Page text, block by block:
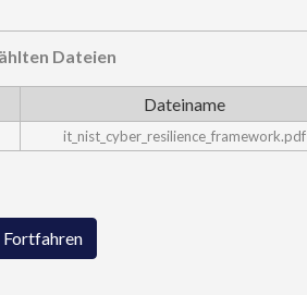
Dateien
Dateiname
it_nist_cyber_resilience_framework.pdf
Fortfahren